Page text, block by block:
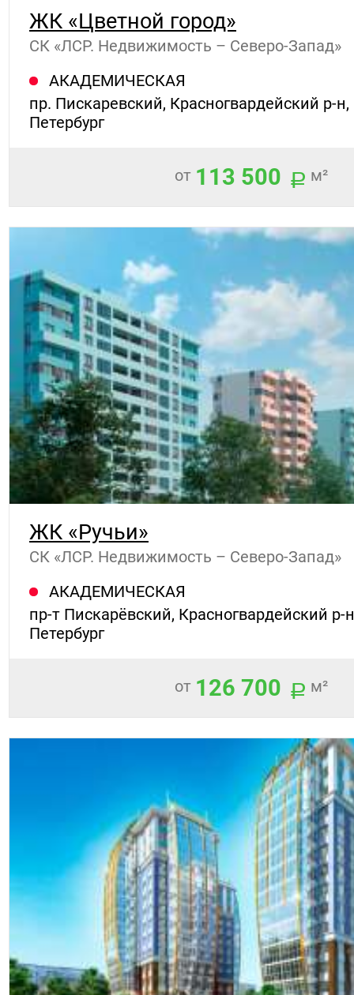
ЖК «Цветной город»
СК «ЛСР. Недвижимость – Северо-Запад»
АКАДЕМИЧЕСКАЯ
пр. Пискаревский, Красногвардейский р-
Петербург
от 113 500 м²
ЖК «Ручьи»
СК «ЛСР. Недвижимость – Северо-Запад»
АКАДЕМИЧЕСКАЯ
пр-т Пискарёвский, Красногвардейский р-
Петербург
от 126 700 м²